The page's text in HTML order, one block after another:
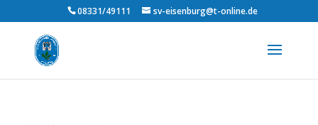
08331/49111 sv-eisenburg@t-online.de